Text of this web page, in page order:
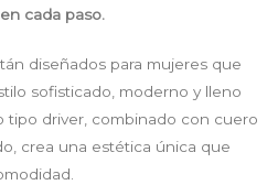
cada paso.
diseñados para mujeres que
sofisticado, moderno y lleno
tipo driver, combinado con cuero
crea una estética única que